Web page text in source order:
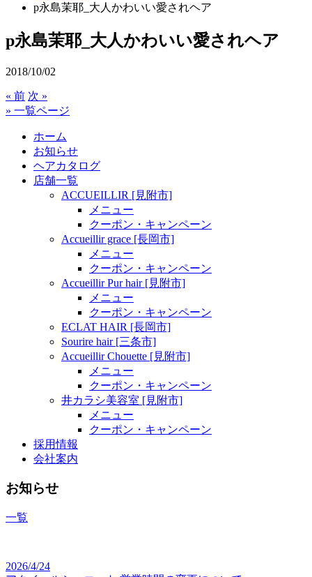
p永島茉耶_大人かわいい愛されヘア
p永島茉耶_大人かわいい愛されヘア
2018/10/02
« 前 次 »
» 一覧ページ
ホーム
お知らせ
ヘアカタログ
店舗一覧
ACCUEILLIR [見附市]
メニュー
クーポン・キャンペーン
Accueillir grace [長岡市]
メニュー
クーポン・キャンペーン
Accueillir Pur hair [見附市]
メニュー
クーポン・キャンペーン
ECLAT HAIR [長岡市]
Sourire hair [三条市]
Accueillir Chouette [見附市]
メニュー
クーポン・キャンペーン
井カラシ美容室 [見附市]
メニュー
クーポン・キャンペーン
採用情報
会社案内
お知らせ
一覧
2026/4/24